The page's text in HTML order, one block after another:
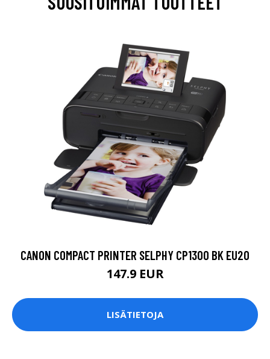
CANON COMPACT PRINTER SELPHY CP1300 BK EU20
147.9 EUR
LISÄTIETOJA